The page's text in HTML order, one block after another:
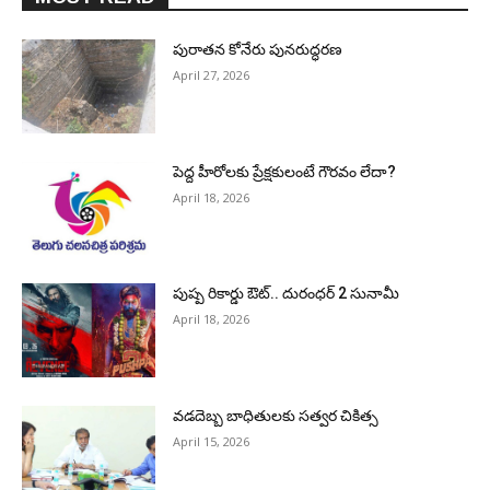
పురాత‌న కోనేరు పున‌రుద్ధ‌ర‌ణ
April 27, 2026
పెద్ద హీరోల‌కు ప్రేక్ష‌కులంటే గౌర‌వం లేదా?
April 18, 2026
పుష్ప రికార్డు ఔట్‌.. దురంధ‌ర్ 2 సునామీ
April 18, 2026
వడదెబ్బ బాధితులకు సత్వర చికిత్స
April 15, 2026